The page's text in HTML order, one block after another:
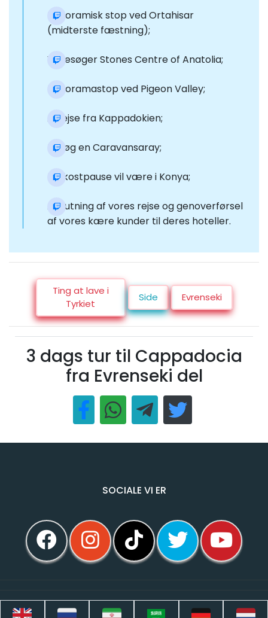
Panoramisk stop ved Ortahisar
(midterste fæstning);
Vi besøger Stones Centre of Anatolia;
Panoramastop ved Pigeon Valley;
Afrejse fra Kappadokien;
Besøg en Caravansaray;
Frokostpause vil være i Konya;
Afslutning af vores rejse og genoverførsel
af vores kære kunder til deres hoteller.
Ting at lave i
Tyrkiet
Side Evrenseki
3 dags tur til Cappadocia
fra Evrenseki del
SOCIALE VI ER